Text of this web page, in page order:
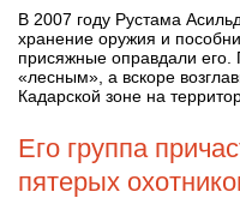
В 2007 году Рустама
хранение оружия и
присяжные оправдали его.
«лесным», а вскоре
Кадарской зоне на
Его группа
пятерых